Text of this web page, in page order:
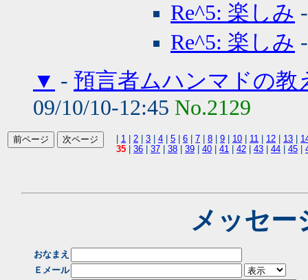
Re^5: 楽しみ
Re^5: 楽しみ
▼ - 預言者ムハンマドの教
09/10/10-12:45 No.2129
1 2 3 4 5 6 7 8 9 10 11 12 13
35
36 37 38 39 40 41 42 43 44 45
メッセー
おなまえ
Ｅメール